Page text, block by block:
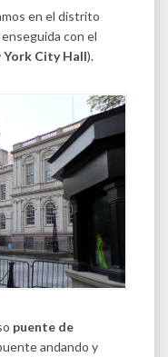
en el distrito
con el
York City Hall).
puente de
andando y